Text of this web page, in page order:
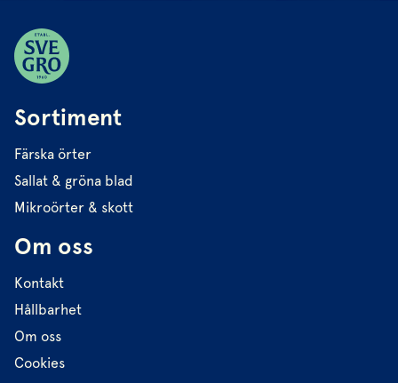
Sortiment
Färska örter
Sallat & gröna blad
Mikroörter & skott
Om oss
Kontakt
Hållbarhet
Om oss
Cookies